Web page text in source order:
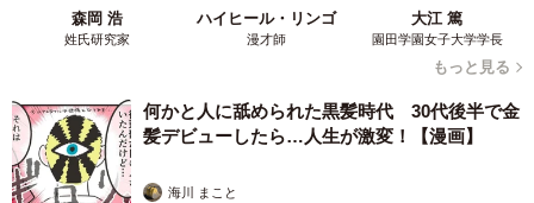
森岡 浩
姓氏研究家
ハイヒール・リンゴ
漫才師
大江 篤
園田学園女子大学学長
もっと見る
何かと人に舐められた黒髪時代 30代後半で金
髪デビューしたら…人生が激変！【漫画】
海川 まこと